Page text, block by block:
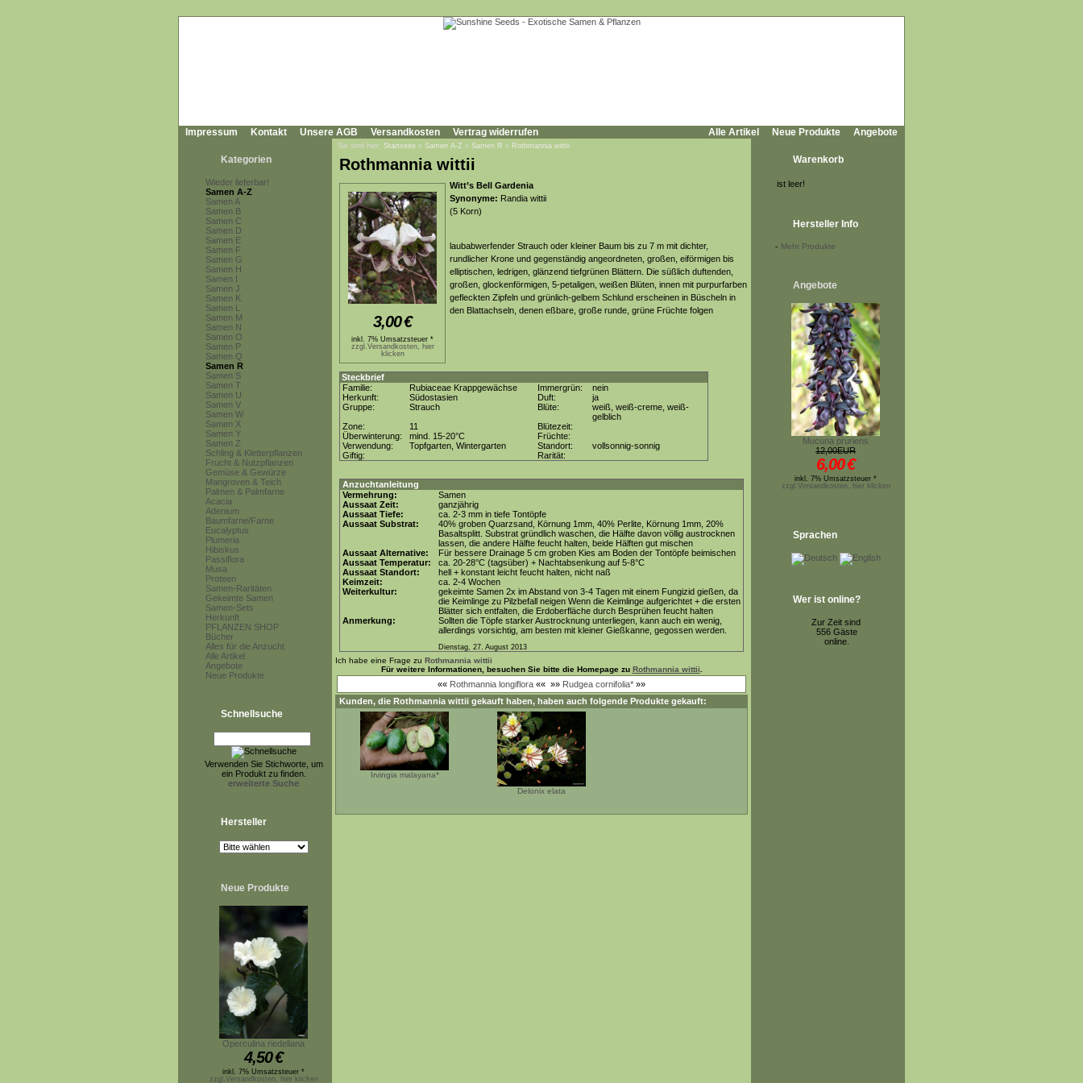
Impressum Kontakt Unsere AGB Versandkosten Vertrag widerrufen Alle Artikel Neue Produkte Angebote
Kategorien
Wieder lieferbar!
Samen A-Z
Samen A
Samen B
Samen C
Samen D
Samen E
Samen F
Samen G
Samen H
Samen I
Samen J
Samen K
Samen L
Samen M
Samen N
Samen O
Samen P
Samen Q
Samen R
Samen S
Samen T
Samen U
Samen V
Samen W
Samen X
Samen Y
Samen Z
Schling & Kletterpflanzen
Frucht & Nutzpflanzen
Gemüse & Gewürze
Mangroven & Teich
Palmen & Palmfarne
Acacia
Adenium
Baumfarne/Farne
Eucalyptus
Plumeria
Hibiskus
Passiflora
Musa
Proteen
Samen-Raritäten
Gekeimte Samen
Samen-Sets
Herkunft
PFLANZEN SHOP
Bücher
Alles für die Anzucht
Alle Artikel
Angebote
Neue Produkte
Schnellsuche
Verwenden Sie Stichworte, um
ein Produkt zu finden.
erweiterte Suche
Hersteller
Neue Produkte
Operculina riedeliana
4,50€
inkl. 7% Umsatzsteuer *
zzgl.Versandkosten, hier klicken
Sie sind hier: Startseite » Samen A-Z » Samen R » Rothmannia wittii
Rothmannia wittii
3,00€
inkl. 7% Umsatzsteuer *
zzgl.Versandkosten, hier
klicken
Witt’s Bell Gardenia
Synonyme: Randia wittii
(5 Korn)
laubabwerfender Strauch oder kleiner Baum bis zu 7 m mit dichter,
rundlicher Krone und gegenständig angeordneten, großen, eiförmigen bis
elliptischen, ledrigen, glänzend tiefgrünen Blättern. Die süßlich duftenden,
großen, glockenförmigen, 5-petaligen, weißen Blüten, innen mit purpurfarben
gefleckten Zipfeln und grünlich-gelbem Schlund erscheinen in Büscheln in
den Blattachseln, denen eßbare, große runde, grüne Früchte folgen
Steckbrief
Familie:
Rubiaceae Krappgewächse Immergrün:
nein
Herkunft:
Südostasien Duft:
ja
Gruppe:
Strauch Blüte:
weiß, weiß-creme, weiß-
gelblich
Zone:
11
Blütezeit:
Überwinterung:
mind. 15-20°C
Früchte:
Verwendung:
Topfgarten, Wintergarten Standort:
vollsonnig-sonnig
Giftig:
Rarität:
Anzuchtanleitung
Vermehrung:
Samen
Aussaat Zeit:
ganzjährig
Aussaat Tiefe:
ca. 2-3 mm in tiefe Tontöpfe
Aussaat Substrat:
40% groben Quarzsand, Körnung 1mm, 40% Perlite, Körnung 1mm, 20%
Basaltsplitt. Substrat gründlich waschen, die Hälfte davon völlig austrocknen
lassen, die andere Hälfte feucht halten, beide Hälften gut mischen
Aussaat Alternative:
Für bessere Drainage 5 cm groben Kies am Boden der Tontöpfe beimischen
Aussaat Temperatur:
ca. 20-28°C (tagsüber) + Nachtabsenkung auf 5-8°C
Aussaat Standort:
hell + konstant leicht feucht halten, nicht naß
Keimzeit:
ca. 2-4 Wochen
Weiterkultur:
gekeimte Samen 2x im Abstand von 3-4 Tagen mit einem Fungizid gießen, da
die Keimlinge zu Pilzbefall neigen Wenn die Keimlinge aufgerichtet + die ersten
Blätter sich entfalten, die Erdoberfläche durch Besprühen feucht halten
Anmerkung:
Sollten die Töpfe starker Austrocknung unterliegen, kann auch ein wenig,
allerdings vorsichtig, am besten mit kleiner Gießkanne, gegossen werden.
Dienstag, 27. August 2013
Ich habe eine Frage zu Rothmannia wittii
Für weitere Informationen, besuchen Sie bitte die Homepage zu Rothmannia wittii
«« Rothmannia longiflora «« »» Rudgea cornifolia* »»
Kunden, die Rothmannia wittii gekauft haben, haben auch folgende Produkte gekauft:
Irvingia malayana*
Delonix elata
Warenkorb
ist leer!
Hersteller Info
- Mehr Produkte
Angebote
Mucuna pruriens
12,00EUR
6,00€
inkl. 7% Umsatzsteuer *
zzgl.Versandkosten, hier klicken
Sprachen
Wer ist online?
Zur Zeit sind
556 Gäste
online.